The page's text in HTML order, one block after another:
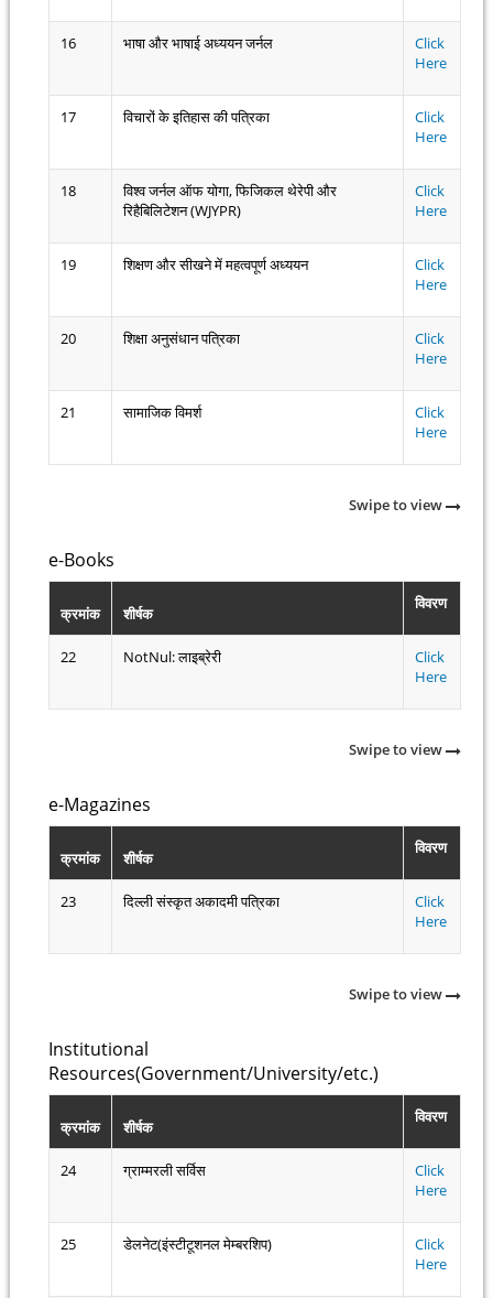
16 भाषा और भाषाई अध्ययन जर्नल
Click
Here
17 विचारों के इतिहास की पत्रिका
Click
Here
18
विश्व जर्नल ऑफ योगा, फिजिकल थेरेपी और
रिहैबिलिटेशन (WJYPR)
Click
Here
19 शिक्षण और सीखने में महत्वपूर्ण अध्ययन
Click
Here
20 शिक्षा अनुसंधान पत्रिका
Click
Here
21 सामाजिक विमर्श
Click
Here
Swipe to view
e-Books
क्रमांक शीर्षक
विवरण
22 NotNul: लाइब्रेरी
Click
Here
Swipe to view
e-Magazines
क्रमांक शीर्षक
विवरण
23 दिल्ली संस्कृत अकादमी पत्रिका
Click
Here
Swipe to view
Institutional
Resources(Government/University/etc.)
क्रमांक शीर्षक
विवरण
24 ग्राम्मरली सर्विस
Click
Here
25 डेलनेट(इंस्टीटूशनल मेम्बरशिप)
Click
Here